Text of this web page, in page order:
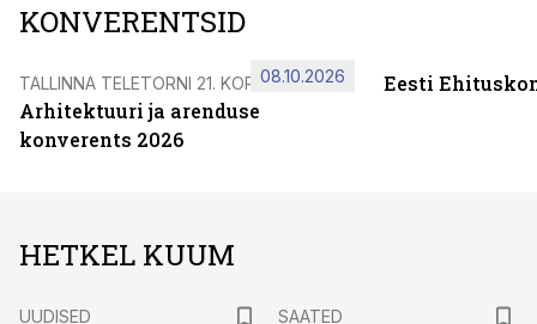
KONVERENTSID
TALLINNA TELETORNI 21. KORRUSEL
Arhitektuuri ja arenduse
konverents 2026
08.10.2026 Eesti
HETKEL KUUM
UUDISED
SAATED